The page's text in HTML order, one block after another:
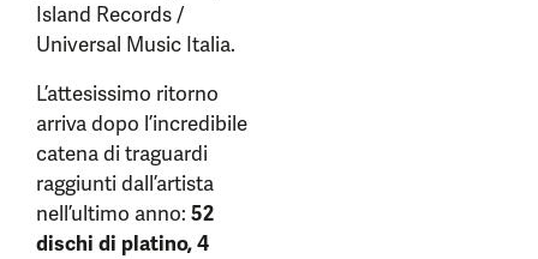
Island Records /
Universal Music Italia.
L’attesissimo ritorno
arriva dopo l’incredibile
catena di traguardi
raggiunti dall’artista
nell’ultimo anno: 52
dischi di platino, 4